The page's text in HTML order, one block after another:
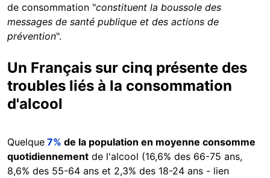
de consommation "constituent la boussole des
messages de santé publique et des actions de
prévention".
Un Français sur cinq présente des
troubles liés à la consommation
d'alcool
Quelque 7% de la population en moyenne consomme
quotidiennement de l'alcool (16,6% des 66-75 ans,
8,6% des 55-64 ans et 2,3% des 18-24 ans - lien